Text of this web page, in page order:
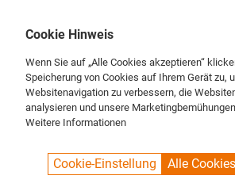
SPUELBOY.DE SHOP NU ON TOUR® ZUBEHÖR
Cookie Hinweis
Wenn Sie auf „Alle Cookies akzeptieren“
Speicherung von Cookies auf Ihrem Gerät zu,
Websitenavigation zu verbessern, die
analysieren und unsere
Weitere Informationen
Cookie-Einstellung Alle